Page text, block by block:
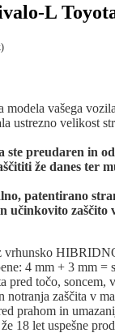
L
modela vašega
ustrezno velikost
ste preudaren in
že danes ter
patentirano
učinkovito zaščito
vrhunsko
4 mm + 3 mm =
pred točo, soncem,
notranja zaščita v
prahom in
18 let uspešne